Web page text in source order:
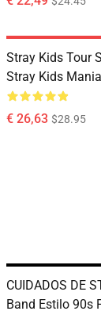
Stray Kids Tour
Stray Kids
€ 26,63 $28.95
CUIDADOS DE
Band Estilo 90s